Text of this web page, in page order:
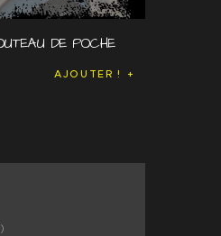
DE POCHE
AJOUTER !